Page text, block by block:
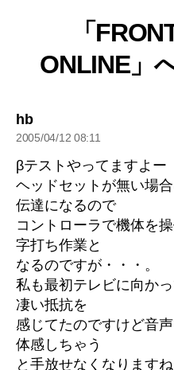
「
ONLINE」
hbの
発
2005/04/12 08:11
βテストやってますよー
ヘッドセットが無い場
伝達になるので
コントローラで機体を
字打ち作業と
なるのですが・・・。
私も最初テレビに向か
凄い抵抗を
感じてたのですけど音
体感しちゃう
と手放せなくなりますね